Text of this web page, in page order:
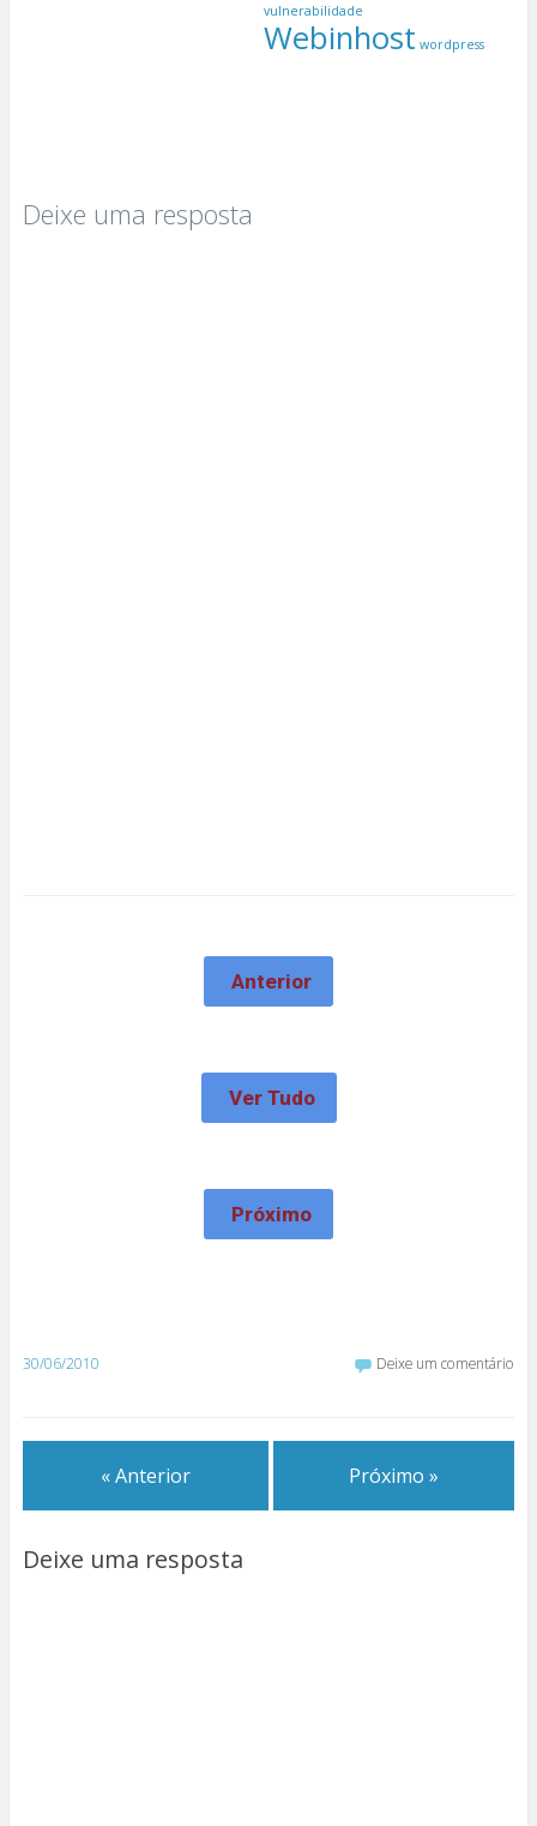
vulnerabilidade
Webinhost wordpress
Deixe uma resposta
Anterior
Ver Tudo
Próximo
30/06/2010 Deixe um comentário
« Anterior Próximo »
Deixe uma resposta